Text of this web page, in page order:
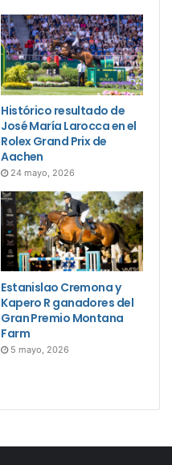
Histórico resultado de
José María Larocca en el
Rolex Grand Prix de
Aachen
24 mayo, 2026
Estanislao Cremona y
Kapero R ganadores del
Gran Premio Montana
Farm
5 mayo, 2026